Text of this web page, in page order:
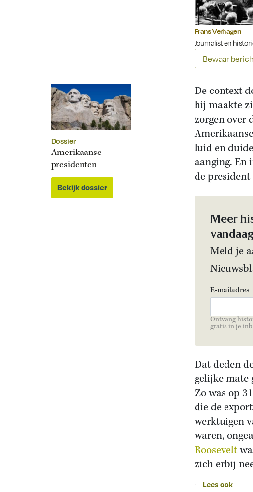
Frans Verhagen
Journalist en
Bewaar
Dossier
Amerikaanse
presidenten
Bekijk dossier
De context
hij maakte
zorgen over
luid en
aanging. En
de
Meer
Meld je
E-mailadres
Ontvang
gratis in je
Dat deden
gelijke mate
Zo was op
die de
werktuigen
waren,
Roosevelt
zich erbij
Lees ook